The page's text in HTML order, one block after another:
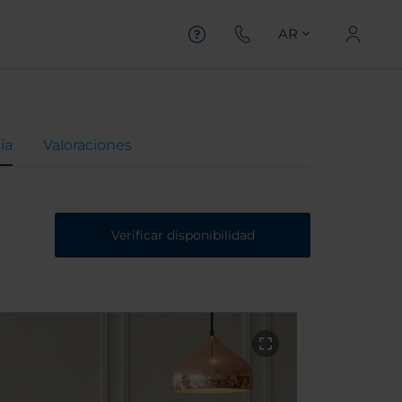
AR
Valoraciones
Verificar disponibilidad